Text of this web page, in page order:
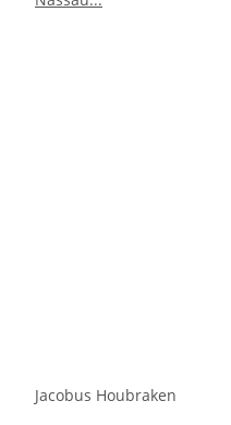
Jacobus Houbraken